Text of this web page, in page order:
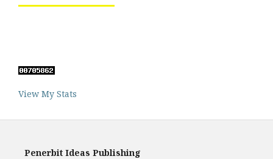
View My Stats
Penerbit Ideas Publishing